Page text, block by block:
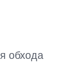
обхода